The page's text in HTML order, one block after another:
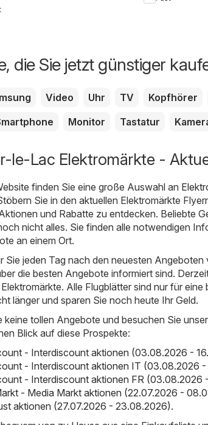
die Sie jetzt günstiger
Video Uhr TV Kopfhörer
Monitor Tastatur
le-Lac Elektromärkte -
finden Sie eine große Auswahl an
Sie in den aktuellen Elektromärkte
und Rabatte zu entdecken. Beliebte
nicht alles. Sie finden alle notwendigen
an einem Ort.
Sie jeden Tag nach den neuesten
die besten Angebote informiert sind.
Alle Flugblätter sind nur für eine
länger und sparen Sie noch heute Ihr Geld.
keine tollen Angebote und besuchen Sie
Blick auf diese Prospekte:
- Interdiscount aktionen (03.08.2026 -
- Interdiscount aktionen IT (03.08.2026 -
- Interdiscount aktionen FR (03.08.2026
- Media Markt aktionen (22.07.2026 -
aktionen (27.07.2026 - 23.08.2026).